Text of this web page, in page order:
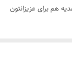
هم برای عزیزانتون